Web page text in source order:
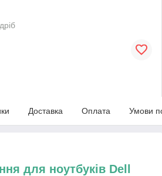
Доставка Оплата Умови
для ноутбуків Dell